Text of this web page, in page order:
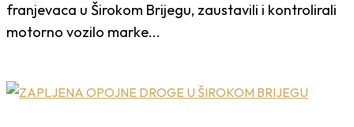
franjevaca u Širokom Brijegu, zaustavili i kontrolirali
motorno vozilo marke...